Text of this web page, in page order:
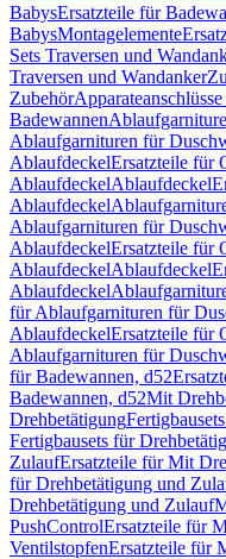
BabysErsatzteile für
BabysMontagelemente
Sets Traversen und
Traversen und Wandanker
Zubehör
Badewannen
Ablaufgarnituren für
AblaufdeckelErsatzteile für
AblaufdeckelAblaufdeckel
Ablaufdeckel
Ablaufgarnituren für
AblaufdeckelErsatzteile für
AblaufdeckelAblaufdeckel
Ablaufdeckel
für Ablaufgarnituren für
AblaufdeckelErsatzteile für
Ablaufgarnituren für
für Badewannen, d52
Badewannen, d52Mit
Drehbetätigung
Fertigbausets für
ZulaufErsatzteile für Mit
für Drehbetätigung und
Drehbetätigung und Zulauf
PushControlErsatzteile für
VentilstopfenErsatzteile für